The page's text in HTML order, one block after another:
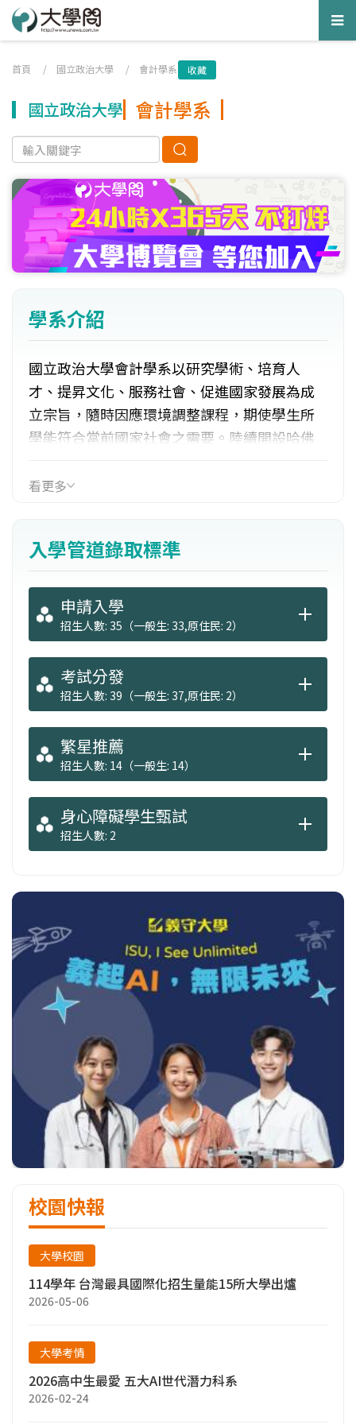
首頁 / 國立政治大學 / 會計學系 收藏
國立政治大學 會計學系
學系介紹
國立政治大學會計學系以研究學術、培育人
才、提昇文化、服務社會、促進國家發展為成
立宗旨，隨時因應環境調整課程，期使學生所
學能符合當前國家社會之需要。陸續開設哈佛
eIFRS國際會計準則課程，以培育未來高級會計
就業方面出路廣闊，畢業生遍布會計界、學術
界、企業界及政府機關，表現傑出。
看更多
入學管道錄取標準
申請入學
招生人數: 35（一般生: 33,原住民: 2）
考試分發
招生人數: 39（一般生: 37,原住民: 2）
繁星推薦
招生人數: 14（一般生: 14）
身心障礙學生甄試
招生人數: 2
校園快報
大學校園
114學年 台灣最具國際化招生量能15所大學出爐
2026-05-06
大學考情
2026高中生最愛 五大AI世代潛力科系
2026-02-24